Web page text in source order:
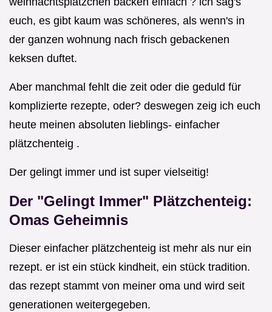
euch, es gibt kaum was schöneres, als wenn's in
der ganzen wohnung nach frisch gebackenen
keksen duftet.
Aber manchmal fehlt die zeit oder die geduld für
komplizierte rezepte, oder? deswegen zeig ich euch
heute meinen absoluten lieblings- einfacher
plätzchenteig .
Der gelingt immer und ist super vielseitig!
Der "Gelingt Immer" Plätzchenteig:
Omas Geheimnis
Dieser einfacher plätzchenteig ist mehr als nur ein
rezept. er ist ein stück kindheit, ein stück tradition.
das rezept stammt von meiner oma und wird seit
generationen weitergegeben.